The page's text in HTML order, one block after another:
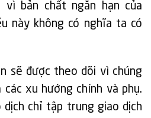
vì bản chất ngắn hạn của
này không có nghĩa ta có
sẽ được theo dõi vì chúng
các xu hướng chính và phụ.
dịch chỉ tập trung giao dịch